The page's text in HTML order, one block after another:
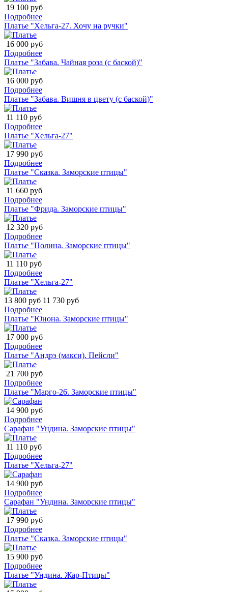
19 100 руб
Подробнее
Платье "Хельга-27. Хочу на ручки"
16 000 руб
Подробнее
Платье "Забава. Чайная роза (с баской)"
16 000 руб
Подробнее
Платье "Забава. Вишня в цвету (с баской)"
11 110 руб
Подробнее
Платье "Хельга-27"
17 990 руб
Подробнее
Платье "Сказка. Заморские птицы"
11 660 руб
Подробнее
Платье "Фрида. Заморские птицы"
12 320 руб
Подробнее
Платье "Полина. Заморские птицы"
11 110 руб
Подробнее
Платье "Хельга-27"
13 800 руб 11 730 руб
Подробнее
Платье "Юнона. Заморские птицы"
17 000 руб
Подробнее
Платье "Андрэ (макси). Пейсли"
21 700 руб
Подробнее
Платье "Марго-26. Заморские птицы"
14 900 руб
Подробнее
Сарафан "Ундина. Заморские птицы"
11 110 руб
Подробнее
Платье "Хельга-27"
14 900 руб
Подробнее
Сарафан "Ундина. Заморские птицы"
17 990 руб
Подробнее
Платье "Сказка. Заморские птицы"
15 900 руб
Подробнее
Платье "Ундина. Жар-Птицы"